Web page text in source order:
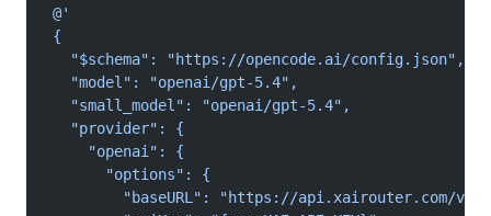
@'
{
  "$schema": "https://opencode.ai/config.json",
  "model": "openai/gpt-5.4",
  "small_model": "openai/gpt-5.4",
  "provider": {
    "openai": {
      "options": {
        "baseURL": "https://api.xairouter.com/v1",